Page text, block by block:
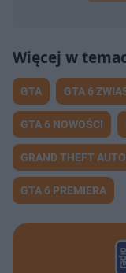
GTA GTA 6
GTA 6 NOWOŚCI
GRAND THEFT AUTO
GTA 6 PREMIERA